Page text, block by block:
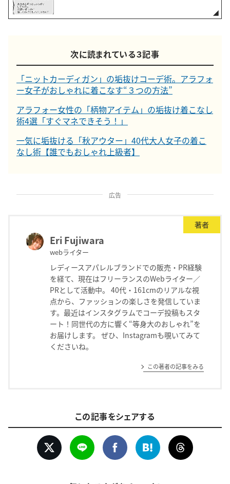
次に読まれている３記事
「ニットカーディガン」の垢抜けコーデ術。アラフォ
ー女子がおしゃれに着こなす“３つの方法”
アラフォー女性の「柄物アイテム」の垢抜け着こなし
術4選「すぐマネできそう！」
一気に垢抜ける「秋アウター」40代大人女子の着こ
なし術【誰でもおしゃれ上級者】
広告
著者
Eri Fujiwara
webライター
レディースアパレルブランドでの販売・PR経験
を経て、現在はフリーランスのWebライター／
PRとして活動中。 40代・161cmのリアルな視
点から、ファッションの楽しさを発信していま
す。最近はインスタグラムでコーデ投稿もスタ
ート！同世代の方に響く“等身大のおしゃれ”を
お届けします。 ぜひ、Instagramも覗いてみて
くださいね。
この著者の記事をみる
この記事をシェアする